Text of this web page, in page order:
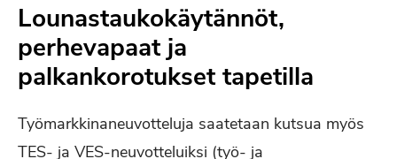
Lounastaukokäytännöt,
perhevapaat ja
palkankorotukset tapetilla
Työmarkkinaneuvotteluja saatetaan kutsua myös
TES- ja VES-neuvotteluiksi (työ- ja